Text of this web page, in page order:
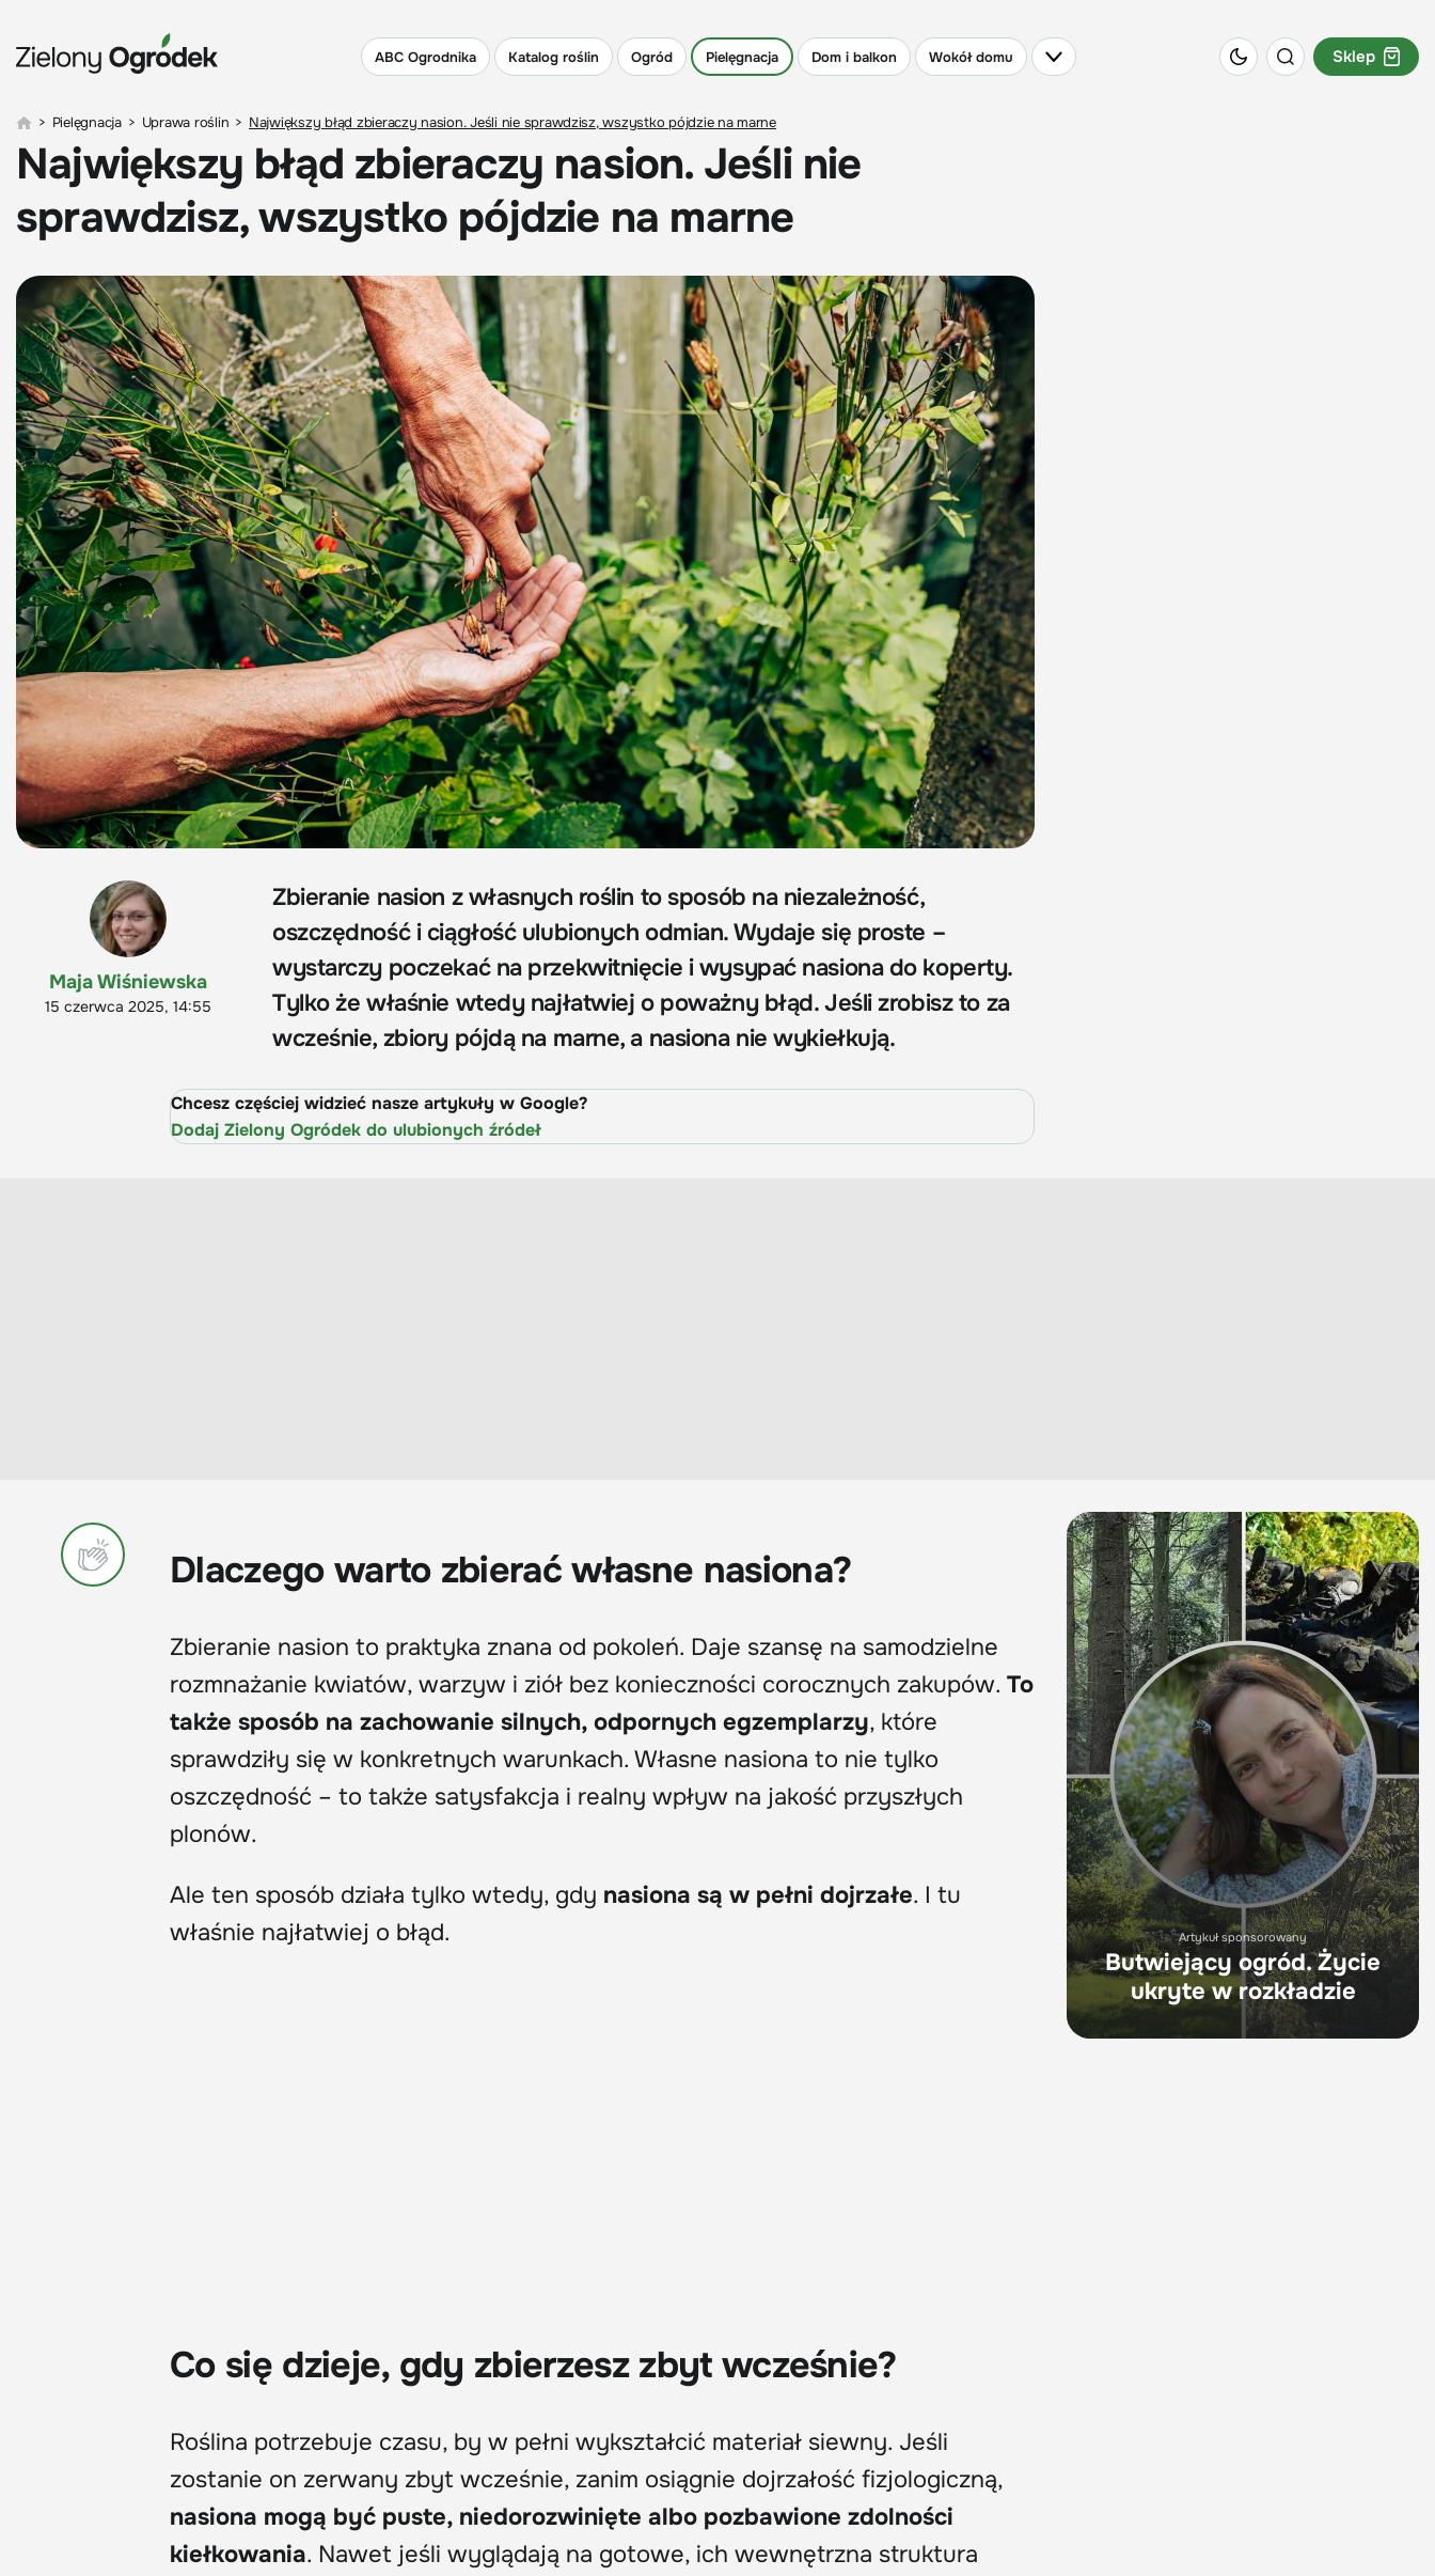
ABC Ogrodnika Katalog roślin Ogród Pielęgnacja Dom i balkon Wokół domu Sklep
> Pielęgnacja > Uprawa roślin > Największy błąd zbieraczy nasion. Jeśli nie sprawdzisz, wszystko pójdzie na marne
Największy błąd zbieraczy nasion. Jeśli nie
sprawdzisz, wszystko pójdzie na marne
Maja Wiśniewska
15 czerwca 2025, 14:55
Zbieranie nasion z własnych roślin to sposób na niezależność,
oszczędność i ciągłość ulubionych odmian. Wydaje się proste –
wystarczy poczekać na przekwitnięcie i wysypać nasiona do koperty.
Tylko że właśnie wtedy najłatwiej o poważny błąd. Jeśli zrobisz to za
wcześnie, zbiory pójdą na marne, a nasiona nie wykiełkują.
Chcesz częściej widzieć nasze artykuły w Google?
Dodaj Zielony Ogródek do ulubionych źródeł
Dlaczego warto zbierać własne nasiona?
Zbieranie nasion to praktyka znana od pokoleń. Daje szansę na samodzielne
rozmnażanie kwiatów, warzyw i ziół bez konieczności corocznych zakupów. To
także sposób na zachowanie silnych, odpornych egzemplarzy, które
sprawdziły się w konkretnych warunkach. Własne nasiona to nie tylko
oszczędność – to także satysfakcja i realny wpływ na jakość przyszłych
plonów.
Ale ten sposób działa tylko wtedy, gdy nasiona są w pełni dojrzałe. I tu
właśnie najłatwiej o błąd.
Co się dzieje, gdy zbierzesz zbyt wcześnie?
Roślina potrzebuje czasu, by w pełni wykształcić materiał siewny. Jeśli
zostanie on zerwany zbyt wcześnie, zanim osiągnie dojrzałość fizjologiczną,
nasiona mogą być puste, niedorozwinięte albo pozbawione zdolności
kiełkowania. Nawet jeśli wyglądają na gotowe, ich wewnętrzna struktura
Artykuł sponsorowany
Butwiejący ogród. Życie
ukryte w rozkładzie